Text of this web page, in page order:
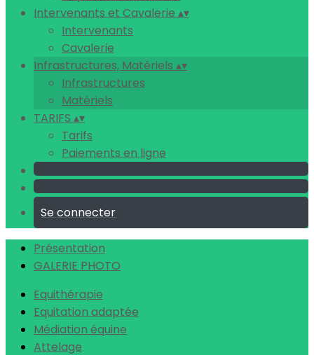
Intervenants et Cavalerie ▴▾
Intervenants
Cavalerie
Infrastructures, Matériels ▴▾
Infrastructures
Matériels
TARIFS ▴▾
Tarifs
Paiements en ligne
Se connecter
Présentation
GALERIE PHOTO
Equithérapie
Equitation adaptée
Médiation équine
Attelage